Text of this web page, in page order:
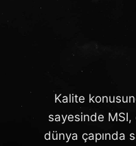
Kalite
sayesinde
dünya çapında